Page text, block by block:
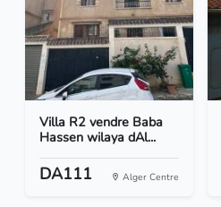
Villa R2 vendre Baba
Hassen wilaya dAl...
DA111 Alger Centre